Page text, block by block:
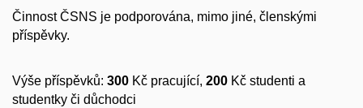
Činnost ČSNS je podporována, mimo jiné, členskými
příspěvky.
Výše příspěvků: 300 Kč pracující, 200 Kč studenti a
studentky či důchodci